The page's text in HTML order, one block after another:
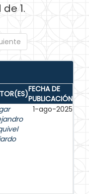
1.
FECHA DE
PUBLICACIÓN
1-ago-2025